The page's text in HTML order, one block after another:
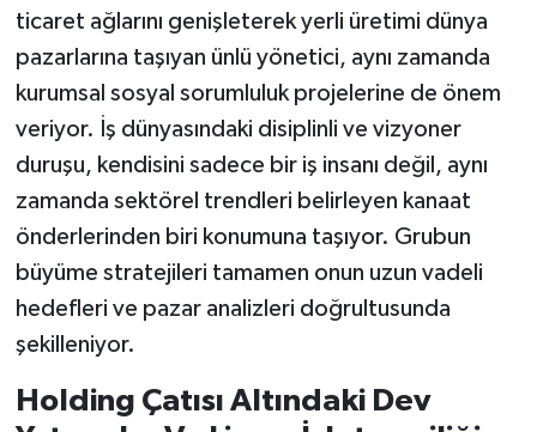
ticaret ağlarını genişleterek yerli üretimi dünya
pazarlarına taşıyan ünlü yönetici, aynı zamanda
kurumsal sosyal sorumluluk projelerine de önem
veriyor. İş dünyasındaki disiplinli ve vizyoner
duruşu, kendisini sadece bir iş insanı değil, aynı
zamanda sektörel trendleri belirleyen kanaat
önderlerinden biri konumuna taşıyor. Grubun
büyüme stratejileri tamamen onun uzun vadeli
hedefleri ve pazar analizleri doğrultusunda
şekilleniyor.
Holding Çatısı Altındaki Dev